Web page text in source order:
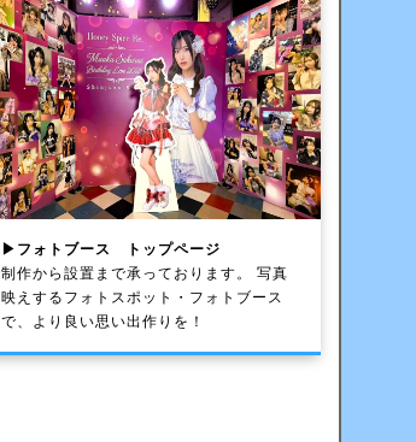
▶フォトブース トップページ
制作から設置まで承っております。 写真
映えするフォトスポット・フォトブース
で、より良い思い出作りを！